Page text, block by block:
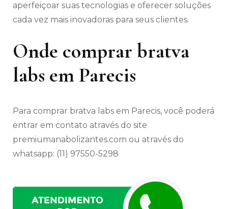
aperfeiçoar suas tecnologias e oferecer soluções
cada vez mais inovadoras para seus clientes.
Onde comprar bratva
labs em Parecis
Para comprar bratva labs em Parecis, você poderá
entrar em contato através do site
premiumanabolizantes.com ou através do
whatsapp: (11) 97550-5298